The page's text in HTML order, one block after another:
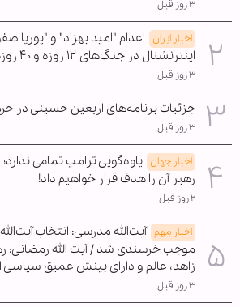
۳ روز قبل
اخبار ایران اعدام "امید بهزاد" و "پوریا
اینترنشنال در جنگ‌های ۱۲ روزه و ۴۰ روزه
۳ روز قبل
جزئیات برنامه‌های اربعین حسینی در
۳ روز قبل
اخبار جهان یاوه‌گویی ترامپ تمامی ندارد؛
رهبر آن را هدف قرار خواهیم داد!
۲ روز قبل
اخبار مهم آیت‌الله مدرسی: انتخاب
موجب خرسندی شد / آیت الله رمضانی:
زاهد، عالم و دارای بینش عمیق
۳ روز قبل